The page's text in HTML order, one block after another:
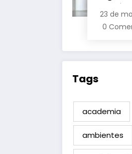
23 de
0
Tags
academia
ambientes